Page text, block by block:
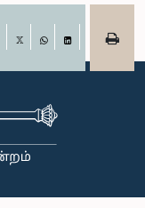
Facebook